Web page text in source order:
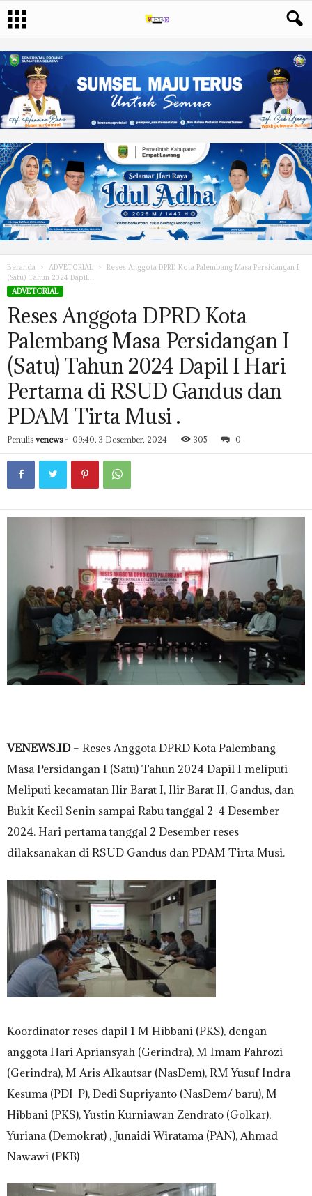
Beranda ADVETORIAL
Reses Anggota DPRD Kota Palembang Masa Persidangan I
(Satu) Tahun 2024 Dapil...
ADVETORIAL
Reses Anggota DPRD Kota
Palembang Masa Persidangan I
(Satu) Tahun 2024 Dapil I Hari
Pertama di RSUD Gandus dan
PDAM Tirta Musi .
Penulis venews- 09:40, 3 Desember, 2024 305 0
VENEWS.ID– Reses Anggota DPRD Kota Palembang
Masa Persidangan I (Satu) Tahun 2024 Dapil I meliputi
Meliputi kecamatan Ilir Barat I, Ilir Barat II, Gandus, dan
Bukit Kecil Senin sampai Rabu tanggal 2-4 Desember
2024. Hari pertama tanggal 2 Desember reses
dilaksanakan di RSUD Gandus dan PDAM Tirta Musi.
Koordinator reses dapil 1 M Hibbani (PKS), dengan
anggota Hari Apriansyah (Gerindra), M Imam Fahrozi
(Gerindra), M Aris Alkautsar (NasDem), RM Yusuf Indra
Kesuma (PDI-P), Dedi Supriyanto (NasDem/ baru), M
Hibbani (PKS), Yustin Kurniawan Zendrato (Golkar),
Yuriana (Demokrat) , Junaidi Wiratama (PAN), Ahmad
Nawawi (PKB)